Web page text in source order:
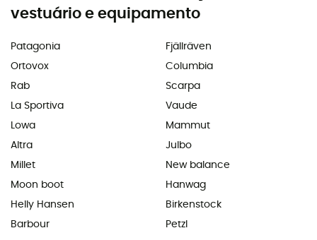
vestuário e equipamento
Patagonia
Ortovox
Rab
La Sportiva
Lowa
Altra
Millet
Moon boot
Helly Hansen
Barbour
Fjällräven
Columbia
Scarpa
Vaude
Mammut
Julbo
New balance
Hanwag
Birkenstock
Petzl